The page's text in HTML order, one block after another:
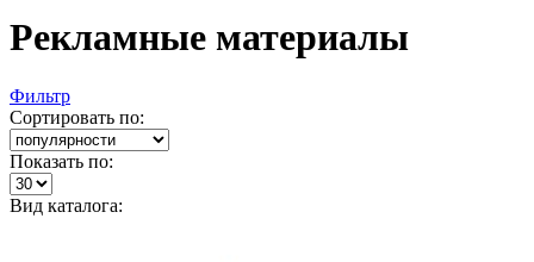
Рекламные материалы
Фильтр
Сортировать по:
Показать по:
Вид каталога: